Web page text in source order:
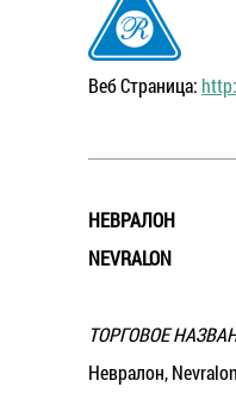
Веб Страница:
НЕВРАЛОН
NEVRALON
ТОРГОВОЕ
Невралон,